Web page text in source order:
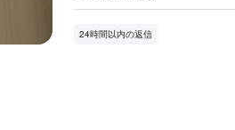
24時間以内の返信